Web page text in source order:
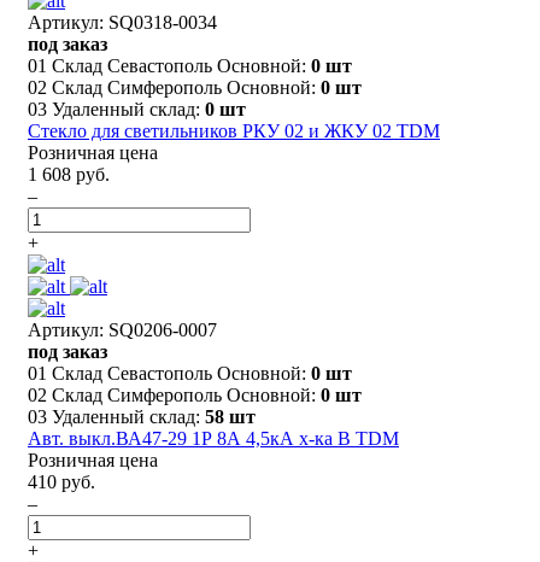
Артикул: SQ0318-0034
под заказ
01 Склад Севастополь Основной: 0 шт
02 Склад Симферополь Основной: 0 шт
03 Удаленный склад: 0 шт
Стекло для светильников РКУ 02 и ЖКУ 02 TDM
Розничная цена
1 608 руб.
–
+
Артикул: SQ0206-0007
под заказ
01 Склад Севастополь Основной: 0 шт
02 Склад Симферополь Основной: 0 шт
03 Удаленный склад: 58 шт
Авт. выкл.ВА47-29 1Р 8А 4,5кА х-ка В TDM
Розничная цена
410 руб.
–
+